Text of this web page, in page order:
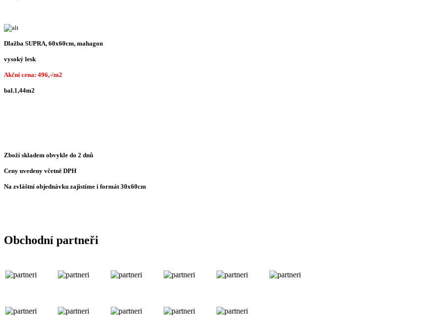
Dlažba SUPRA, 60x60cm, mahagon
vysoký lesk
Akční cena: 496,-/m2
bal.1,44m2
Zboží skladem obvykle do 2 dnů
Ceny uvedeny včetně DPH
Na zvláštní objednávku zajistíme i formát 30x60cm
Obchodní partneři